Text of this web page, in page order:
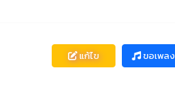
แก้ไข ขอเพลง